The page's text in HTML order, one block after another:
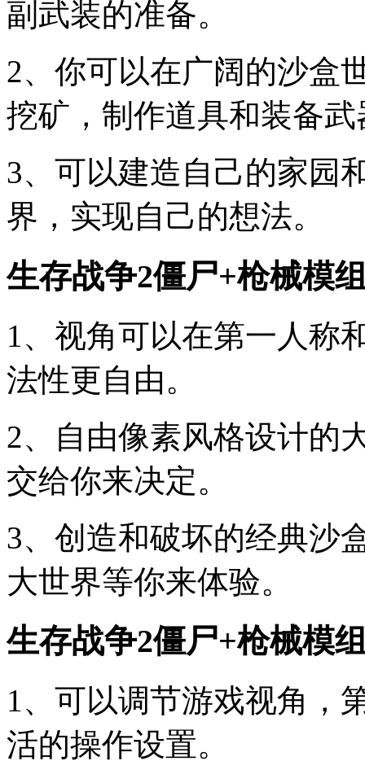
副武装的准备。
2、你可以在广阔的沙盒
挖矿，制作道具和装备武
3、可以建造自己的家园
界，实现自己的想法。
生存战争2僵尸+枪械模
1、视角可以在第一人称
法性更自由。
2、自由像素风格设计的
交给你来决定。
3、创造和破坏的经典沙
大世界等你来体验。
生存战争2僵尸+枪械模
1、可以调节游戏视角，
活的操作设置。